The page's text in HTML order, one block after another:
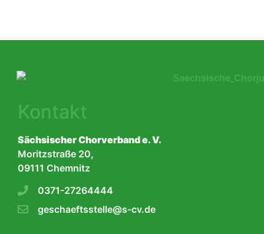
Kontakt
Sächsischer Chorverband e. V.
Moritzstraße 20,
09111 Chemnitz
0371-27264444
geschaeftsstelle@s-cv.de